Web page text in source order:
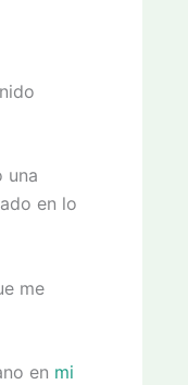
una
en lo
me
en mi